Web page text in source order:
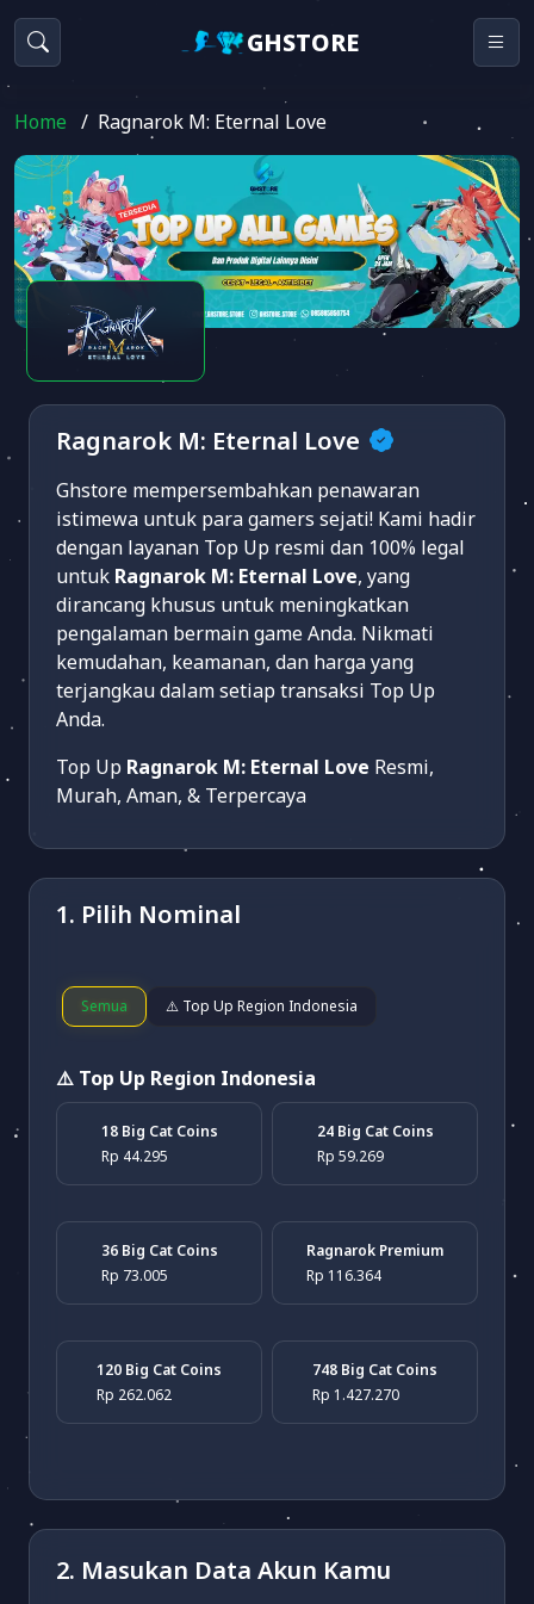
GHSTORE
Home / Ragnarok M: Eternal Love
Ragnarok M: Eternal Love
Ghstore mempersembahkan penawaran
istimewa untuk para gamers sejati! Kami hadir
dengan layanan Top Up resmi dan 100% legal
untuk Ragnarok M: Eternal Love, yang
dirancang khusus untuk meningkatkan
pengalaman bermain game Anda. Nikmati
kemudahan, keamanan, dan harga yang
terjangkau dalam setiap transaksi Top Up
Anda.
Top Up Ragnarok M: Eternal Love Resmi,
Murah, Aman, & Terpercaya
1. Pilih Nominal
Semua ⚠️ Top Up Region Indonesia
⚠️ Top Up Region Indonesia
18 Big Cat Coins
Rp 44.295
24 Big Cat Coins
Rp 59.269
36 Big Cat Coins
Rp 73.005
Ragnarok Premium
Rp 116.364
120 Big Cat Coins
Rp 262.062
748 Big Cat Coins
Rp 1.427.270
2. Masukan Data Akun Kamu